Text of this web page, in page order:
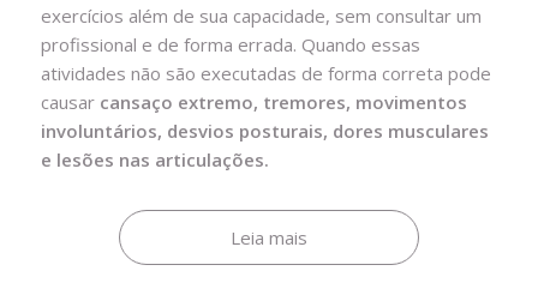
exercícios além de sua capacidade, sem consultar um
profissional e de forma errada. Quando essas
atividades não são executadas de forma correta pode
causar cansaço extremo, tremores, movimentos
involuntários, desvios posturais, dores musculares
e lesões nas articulações.
Leia mais